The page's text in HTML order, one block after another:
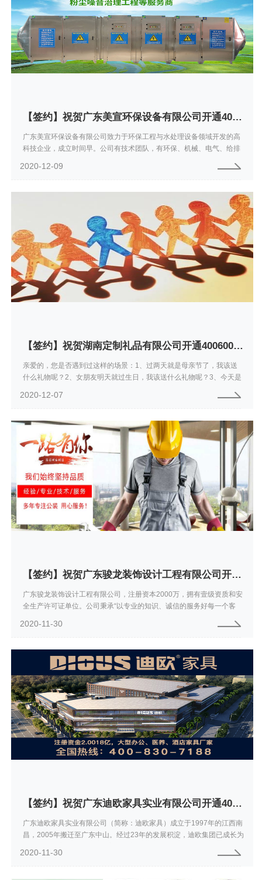
【签约】祝贺广东美宣环保设备有限公司开通4006660789服务热线
广东美宣环保设备有限公司致力于环保工程与水处理设备领域开发的高
科技企业，成立时间早。公司有技术团队，有环保、机械、电气、给排
2020-12-09
【签约】祝贺湖南定制礼品有限公司开通4006000731服务热线
亲爱的，您是否遇到过这样的场景：1、过两天就是母亲节了，我该送
什么礼物呢？2、女朋友明天就过生日，我该送什么礼物呢？3、今天是
2020-12-07
【签约】祝贺广东骏龙装饰设计工程有限公司开通4009966806服务热线
广东骏龙装饰设计工程有限公司，注册资本2000万，拥有壹级资质和安
全生产许可证单位。公司秉承“以专业的知识、诚信的服务好每一个客
2020-11-30
【签约】祝贺广东迪欧家具实业有限公司开通4008307188服务热线
广东迪欧家具实业有限公司（简称：迪欧家具）成立于1997年的江西南
昌，2005年搬迁至广东中山。经过23年的发展积淀，迪欧集团已成长为
2020-11-30